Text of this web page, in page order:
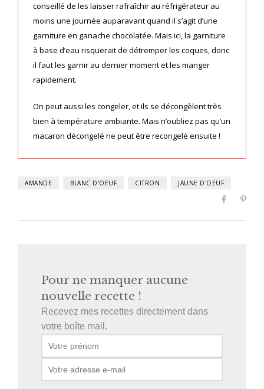
conseillé de les laisser rafraîchir au réfrigérateur au
moins une journée auparavant quand il s’agit d’une
garniture en ganache chocolatée. Mais ici, la garniture
à base d’eau risquerait de détremper les coques, donc
il faut les garnir au dernier moment et les manger
rapidement.
On peut aussi les congeler, et ils se décongèlent très
bien à température ambiante. Mais n’oubliez pas qu’un
macaron décongelé ne peut être recongelé ensuite !
AMANDE BLANC D'OEUF CITRON JAUNE D'OEUF
Pour ne manquer aucune
nouvelle recette !
Recevez mes recettes directement dans
votre boîte mail.